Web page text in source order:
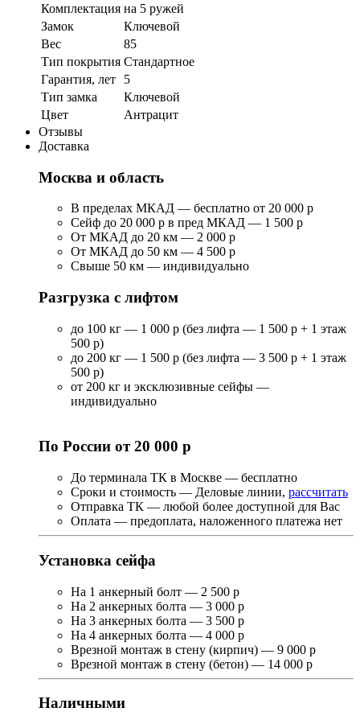
Комплектация на 5 ружей
Замок
Ключевой
Вес
85
Тип покрытия Стандартное
Гарантия, лет
5
Тип замка
Ключевой
Цвет
Антрацит
Отзывы
Доставка
Москва и область
В пределах МКАД — бесплатно от 20 000 р
Сейф до 20 000 р в пред МКАД — 1 500 р
От МКАД до 20 км — 2 000 р
От МКАД до 50 км — 4 500 р
Свыше 50 км — индивидуально
Разгрузка с лифтом
до 100 кг — 1 000 р (без лифта — 1 500 р + 1 этаж
500 р)
до 200 кг — 1 500 р (без лифта — 3 500 р + 1 этаж
500 р)
от 200 кг и эксклюзивные сейфы —
индивидуально
По России от 20 000 р
До терминала ТК в Москве — бесплатно
Сроки и стоимость — Деловые линии, рассчитать
Отправка ТК — любой более доступной для Вас
Оплата — предоплата, наложенного платежа нет
Установка сейфа
На 1 анкерный болт — 2 500 р
На 2 анкерных болта — 3 000 р
На 3 анкерных болта — 3 500 р
На 4 анкерных болта — 4 000 р
Врезной монтаж в стену (кирпич) — 9 000 р
Врезной монтаж в стену (бетон) — 14 000 р
Наличными